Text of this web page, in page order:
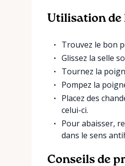
Utilisation de
Trouvez le bon
Glissez la selle
Tournez la
Pompez la
Placez des
celui-ci.
Pour abaisser,
dans le sens
Conseils de